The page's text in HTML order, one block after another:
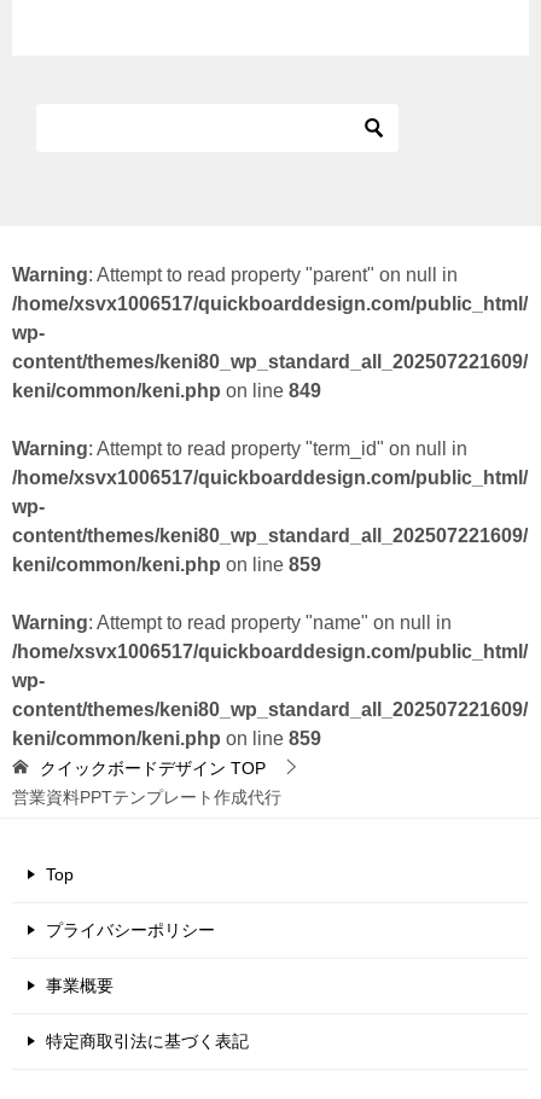
Warning: Attempt to read property "parent" on null in
/home/xsvx1006517/quickboarddesign.com/public_html/
wp-
content/themes/keni80_wp_standard_all_202507221609/
keni/common/keni.php on line 849
Warning: Attempt to read property "term_id" on null in
/home/xsvx1006517/quickboarddesign.com/public_html/
wp-
content/themes/keni80_wp_standard_all_202507221609/
keni/common/keni.php on line 859
Warning: Attempt to read property "name" on null in
/home/xsvx1006517/quickboarddesign.com/public_html/
wp-
content/themes/keni80_wp_standard_all_202507221609/
keni/common/keni.php on line 859
クイックボードデザイン TOP
営業資料PPTテンプレート作成代行
Top
プライバシーポリシー
事業概要
特定商取引法に基づく表記